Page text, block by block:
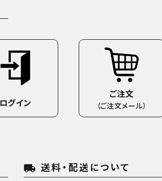
ログイン
ご注文
（ご注文メール）
local_shipping 送料・配送について